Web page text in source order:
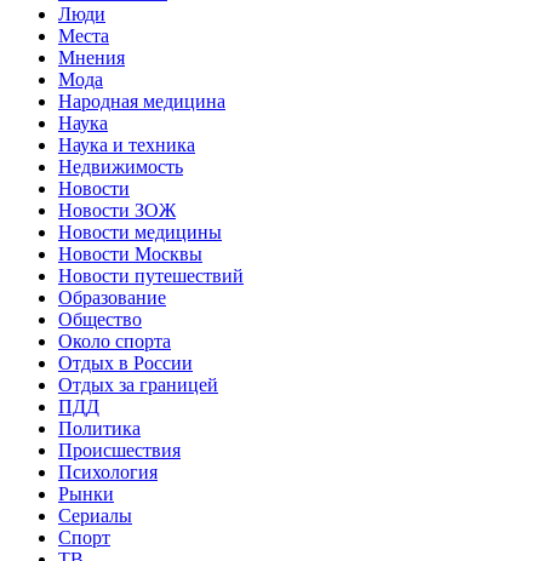
Люди
Места
Мнения
Мода
Народная медицина
Наука
Наука и техника
Недвижимость
Новости
Новости ЗОЖ
Новости медицины
Новости Москвы
Новости путешествий
Образование
Общество
Около спорта
Отдых в России
Отдых за границей
ПДД
Политика
Происшествия
Психология
Рынки
Сериалы
Спорт